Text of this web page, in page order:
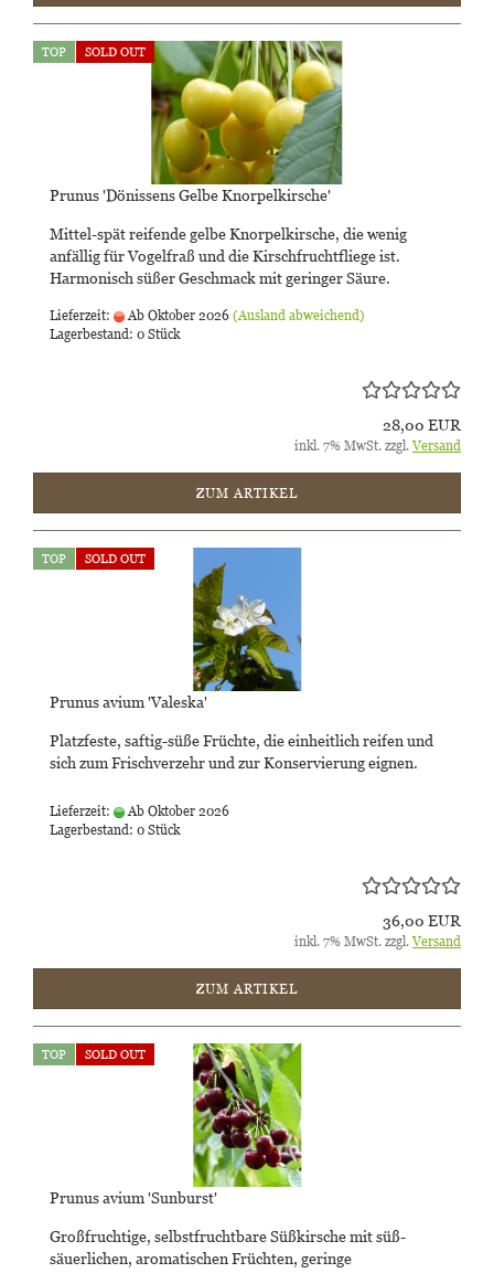
TOP SOLD OUT
Prunus 'Dönissens Gelbe Knorpelkirsche'
Mittel-spät reifende gelbe Knorpelkirsche, die wenig
anfällig für Vogelfraß und die Kirschfruchtfliege ist.
Harmonisch süßer Geschmack mit geringer Säure.
Lieferzeit: Ab Oktober 2026 (Ausland abweichend)
Lagerbestand: 0 Stück
28,00 EUR
inkl. 7% MwSt. zzgl.Versand
ZUM ARTIKEL
TOP SOLD OUT
Prunus avium 'Valeska'
Platzfeste, saftig-süße Früchte, die einheitlich reifen und
sich zum Frischverzehr und zur Konservierung eignen.
Lieferzeit:
Ab Oktober 2026
Lagerbestand: 0 Stück
36,00 EUR
inkl. 7% MwSt. zzgl.Versand
ZUM ARTIKEL
TOP SOLD OUT
Prunus avium 'Sunburst'
Großfruchtige, selbstfruchtbare Süßkirsche mit süß-
säuerlichen, aromatischen Früchten, geringe